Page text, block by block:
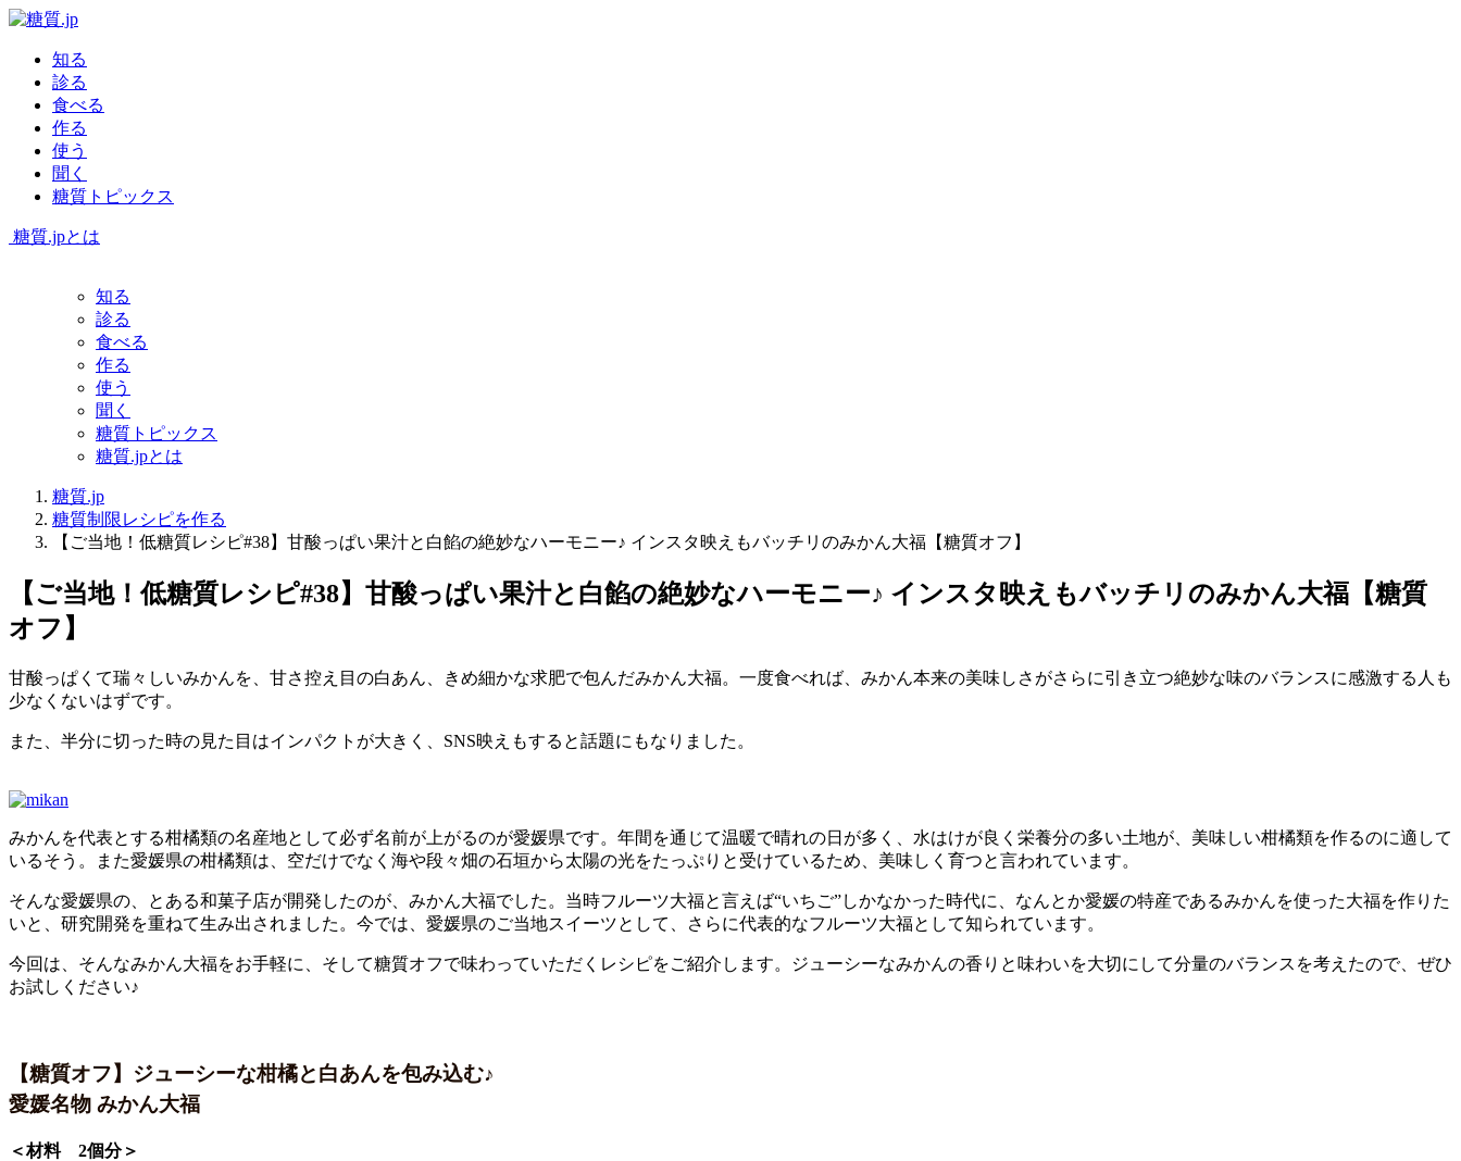
知る
診る
食べる
作る
使う
聞く
糖質トピックス
糖質.jpとは
知る
診る
食べる
作る
使う
聞く
糖質トピックス
糖質.jpとは
糖質.jp
糖質制限レシピを作る
【ご当地！低糖質レシピ#38】甘酸っぱい果汁と白餡の絶妙なハーモニー♪ インスタ映えもバッチリのみかん大福【糖質オフ】
【ご当地！低糖質レシピ#38】甘酸っぱい果汁と白餡の絶妙なハーモニー♪ インスタ映えもバッチリのみかん大福【糖質
オフ】
甘酸っぱくて瑞々しいみかんを、甘さ控え目の白あん、きめ細かな求肥で包んだみかん大福。一度食べれば、みかん本来の美味しさがさらに引き立つ絶妙な味のバランスに感激する人も
少なくないはずです。
また、半分に切った時の見た目はインパクトが大きく、SNS映えもすると話題にもなりました。
みかんを代表とする柑橘類の名産地として必ず名前が上がるのが愛媛県です。年間を通じて温暖で晴れの日が多く、水はけが良く栄養分の多い土地が、美味しい柑橘類を作るのに適して
いるそう。また愛媛県の柑橘類は、空だけでなく海や段々畑の石垣から太陽の光をたっぷりと受けているため、美味しく育つと言われています。
そんな愛媛県の、とある和菓子店が開発したのが、みかん大福でした。当時フルーツ大福と言えば“いちご”しかなかった時代に、なんとか愛媛の特産であるみかんを使った大福を作りた
いと、研究開発を重ねて生み出されました。今では、愛媛県のご当地スイーツとして、さらに代表的なフルーツ大福として知られています。
今回は、そんなみかん大福をお手軽に、そして糖質オフで味わっていただくレシピをご紹介します。ジューシーなみかんの香りと味わいを大切にして分量のバランスを考えたので、ぜひ
お試しください♪
【糖質オフ】ジューシーな柑橘と白あんを包み込む♪
愛媛名物 みかん大福
＜材料 2個分＞